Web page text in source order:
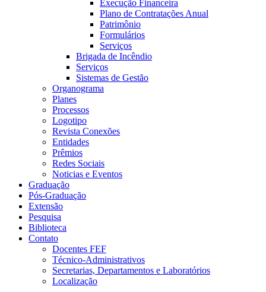
Execução Financeira
Plano de Contratações Anual
Patrimônio
Formulários
Serviços
Brigada de Incêndio
Serviços
Sistemas de Gestão
Organograma
Planes
Processos
Logotipo
Revista Conexões
Entidades
Prêmios
Redes Sociais
Noticias e Eventos
Graduação
Pós-Graduação
Extensão
Pesquisa
Biblioteca
Contato
Docentes FEF
Técnico-Administrativos
Secretarias, Departamentos e Laboratórios
Localização